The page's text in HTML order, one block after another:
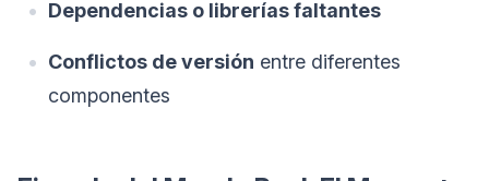
Dependencias o librerías faltantes
Conflictos de versión entre diferentes
componentes